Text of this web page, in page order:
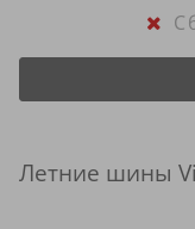
Летние шины